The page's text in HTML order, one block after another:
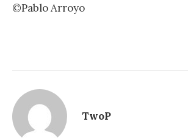
©Pablo Arroyo
TwoP